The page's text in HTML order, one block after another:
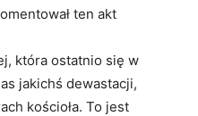
ten akt
która ostatnio się w
jakichś dewastacji,
kościoła. To jest